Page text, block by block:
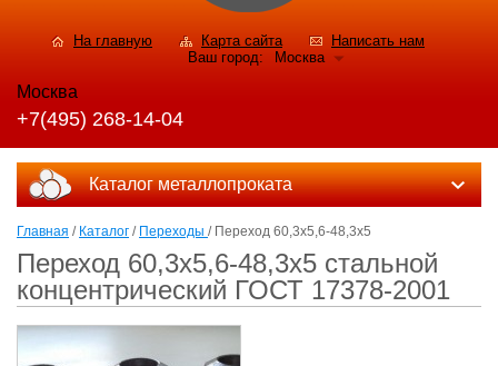
На главную Карта сайта
Написать нам
Ваш город:
Москва
Москва
+7(495) 268-14-04
Каталог металлопроката
Главная / Каталог / Переходы / Переход 60,3x5,6-48,3x5
Переход 60,3x5,6-48,3x5 стальной
концентрический ГОСТ 17378-2001